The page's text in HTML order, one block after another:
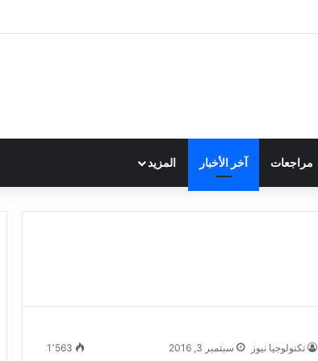
مراجعات آخر الأخبار المزيد
تكنولوجيا نيوز سبتمبر 3, 2016 1٬563